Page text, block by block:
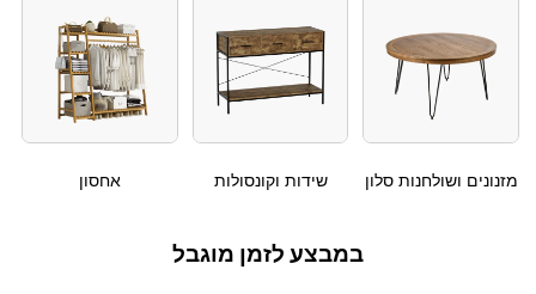
מזנונים ושולחנות סלון שידות וקונסולות אחסון
במבצע לזמן מוגבל